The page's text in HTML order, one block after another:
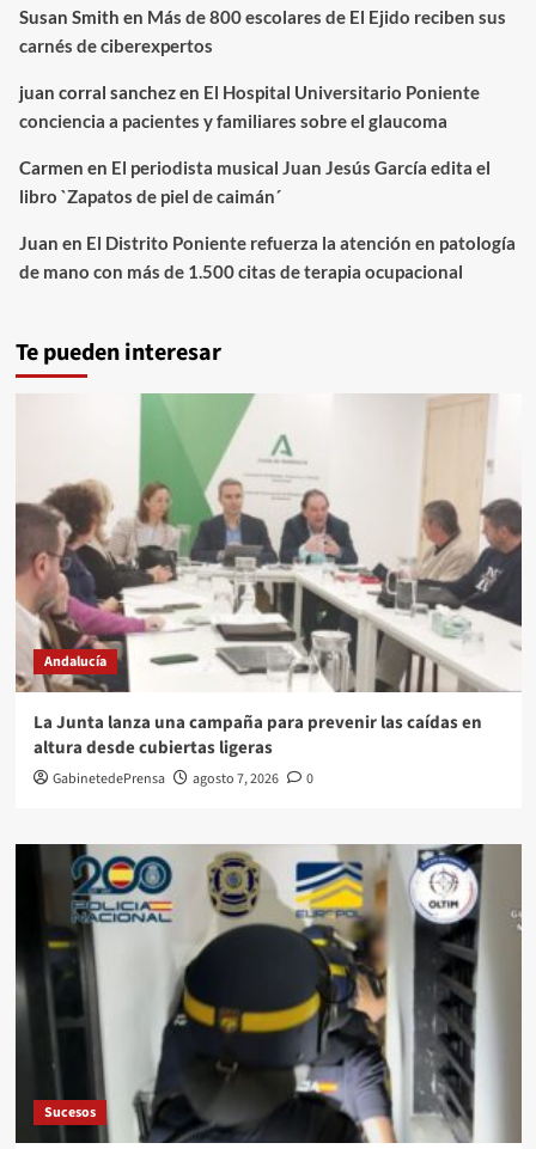
Susan Smith en Más de 800 escolares de El Ejido reciben sus
carnés de ciberexpertos
juan corral sanchezen El Hospital Universitario Poniente
conciencia a pacientes y familiares sobre el glaucoma
Carmen en El periodista musical Juan Jesús García edita el
libro `Zapatos de piel de caimán´
Juan en El Distrito Poniente refuerza la atención en patología
de mano con más de 1.500 citas de terapia ocupacional
Te pueden interesar
Andalucía
La Junta lanza una campaña para prevenir las caídas en
altura desde cubiertas ligeras
GabinetedePrensa agosto 7, 2026 0
Sucesos